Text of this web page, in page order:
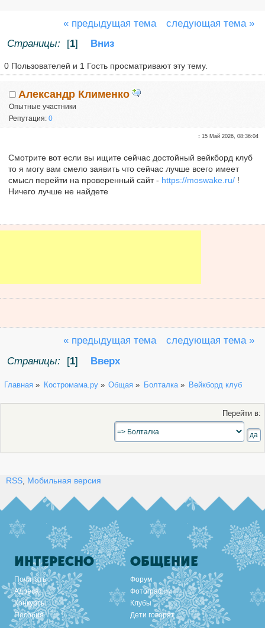
« предыдущая тема
следующая тема »
Страницы:
[1] Вниз
0 Пользователей и 1 Гость просматривают эту тему.
Александр Клименко
Опытные участники
Репутация:0
:15 Май 2026, 08:36:04
Смотрите вот если вы ищите сейчас достойный вейкборд клуб
то я могу вам смело заявить что сейчас лучше всего имеет
смысл перейти на проверенный сайт - https://moswake.ru/ !
Ничего лучше не найдете
« предыдущая тема
следующая тема »
Страницы:
[1] Вверх
Главная » Костромама.ру» Общая » Болталка» Вейкборд клуб
Перейти в:
RSS, Мобильная версия
ИНТЕРЕСНО
Почитать
Адреса
Конкурсы
Пособия
ОБЩЕНИЕ
Форум
Фотографии
Клубы
Дети говорят